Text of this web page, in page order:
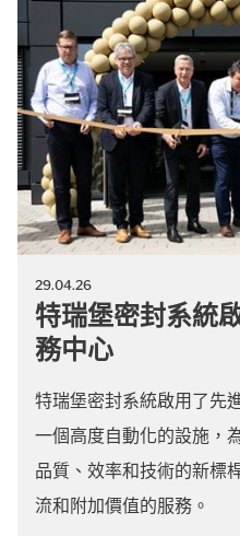
29.04.26
特瑞堡密封系統
務中心
特瑞堡密封系統啟用了先
一個高度自動化的設施，
品質、效率和技術的新標
流和附加價值的服務。